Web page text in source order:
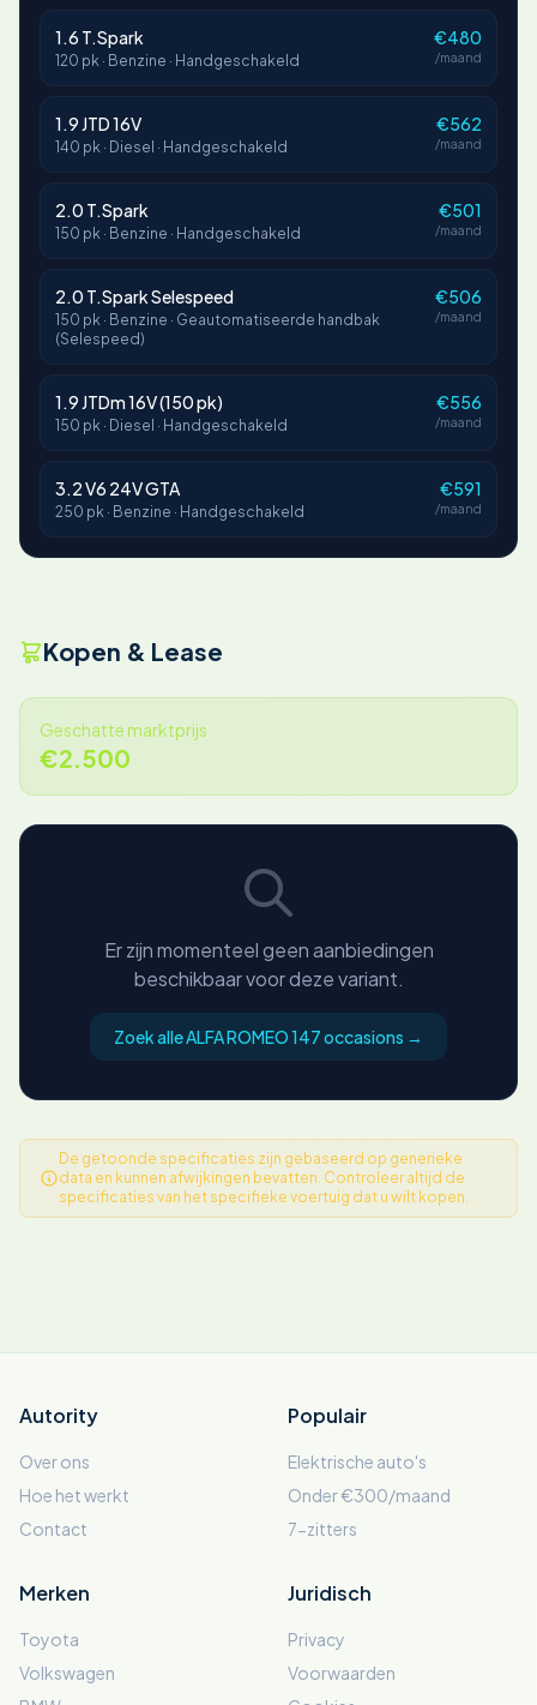
1.6 T.Spark
120 pk · Benzine · Handgeschakeld
€480
/maand
1.9 JTD 16V
140 pk · Diesel · Handgeschakeld
€562
/maand
2.0 T.Spark
150 pk · Benzine · Handgeschakeld
€501
/maand
2.0 T.Spark Selespeed
150 pk · Benzine · Geautomatiseerde handbak
(Selespeed)
€506
/maand
1.9 JTDm 16V (150 pk)
150 pk · Diesel · Handgeschakeld
€556
/maand
3.2 V6 24V GTA
250 pk · Benzine · Handgeschakeld
€591
/maand
Kopen & Lease
Geschatte marktprijs
€2.500
Er zijn momenteel geen aanbiedingen
beschikbaar voor deze variant.
Zoek alle ALFA ROMEO 147 occasions →
De getoonde specificaties zijn gebaseerd op generieke
data en kunnen afwijkingen bevatten. Controleer altijd de
specificaties van het specifieke voertuig dat u wilt kopen.
Autority
Over ons
Hoe het werkt
Contact
Populair
Elektrische auto's
Onder €300/maand
7-zitters
Merken
Toyota
Volkswagen
Juridisch
Privacy
Voorwaarden